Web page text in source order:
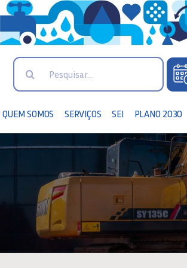
Search
QUEM SOMOS SERVIÇOS SEI PLANO 2030